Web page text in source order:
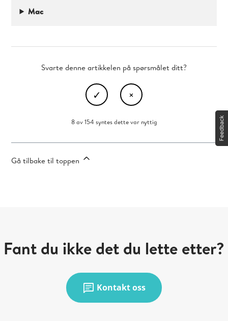
Mac
Svarte denne artikkelen på spørsmålet ditt?
8 av 154 syntes dette var nyttig
Gå tilbake til toppen
Fant du ikke det du lette etter?
chat Kontakt oss